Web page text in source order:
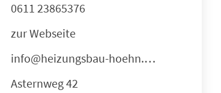
0611 23865376
zur Webseite
info@heizungsbau-hoehn.de
Asternweg 42